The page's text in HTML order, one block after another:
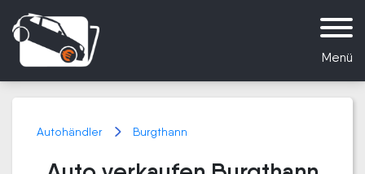
Menü
Autohändler Burgthann